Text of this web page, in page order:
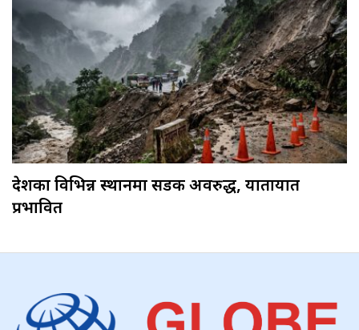
देशका विभिन्न स्थानमा सडक अवरुद्ध, यातायात
प्रभावित